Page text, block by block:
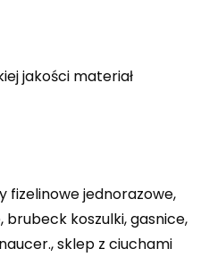
jakości materiał
fizelinowe jednorazowe,
koszulki, gasnice,
sklep z ciuchami